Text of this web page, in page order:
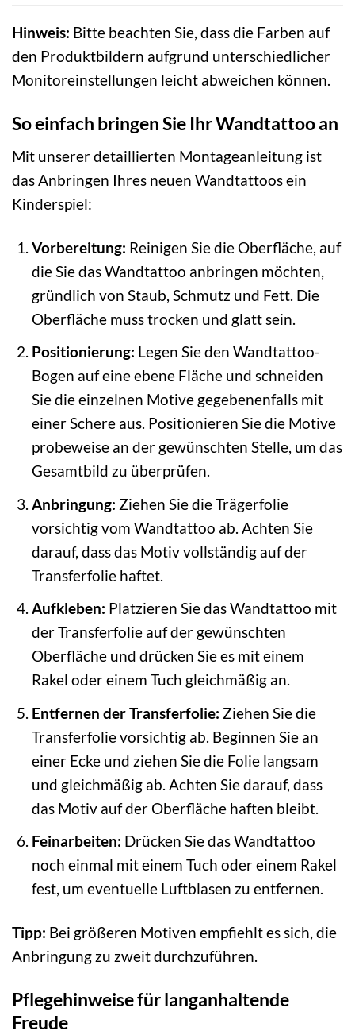
Hinweis: Bitte beachten Sie, dass die Farben auf
den Produktbildern aufgrund unterschiedlicher
Monitoreinstellungen leicht abweichen können.
So einfach bringen Sie Ihr Wandtattoo an
Mit unserer detaillierten Montageanleitung ist
das Anbringen Ihres neuen Wandtattoos ein
Kinderspiel:
Vorbereitung: Reinigen Sie die Oberfläche, auf
die Sie das Wandtattoo anbringen möchten,
gründlich von Staub, Schmutz und Fett. Die
Oberfläche muss trocken und glatt sein.
Positionierung: Legen Sie den Wandtattoo-
Bogen auf eine ebene Fläche und schneiden
Sie die einzelnen Motive gegebenenfalls mit
einer Schere aus. Positionieren Sie die Motive
probeweise an der gewünschten Stelle, um das
Gesamtbild zu überprüfen.
Anbringung: Ziehen Sie die Trägerfolie
vorsichtig vom Wandtattoo ab. Achten Sie
darauf, dass das Motiv vollständig auf der
Transferfolie haftet.
Aufkleben: Platzieren Sie das Wandtattoo mit
der Transferfolie auf der gewünschten
Oberfläche und drücken Sie es mit einem
Rakel oder einem Tuch gleichmäßig an.
Entfernen der Transferfolie: Ziehen Sie die
Transferfolie vorsichtig ab. Beginnen Sie an
einer Ecke und ziehen Sie die Folie langsam
und gleichmäßig ab. Achten Sie darauf, dass
das Motiv auf der Oberfläche haften bleibt.
Feinarbeiten: Drücken Sie das Wandtattoo
noch einmal mit einem Tuch oder einem Rakel
fest, um eventuelle Luftblasen zu entfernen.
Tipp: Bei größeren Motiven empfiehlt es sich, die
Anbringung zu zweit durchzuführen.
Pflegehinweise für langanhaltende
Freude